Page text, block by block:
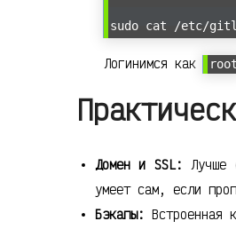
sudo cat /etc/
Логинимся как root
Домен и SSL: Лучше
умеет сам, если
Бэкапы: Встроенная